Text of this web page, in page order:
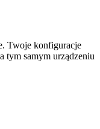
Twoje konfiguracje
tym samym urządzeniu